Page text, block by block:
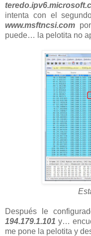
intenta con el
www.msftncsi.com
puede… la pelotita no
Después le
194.179.1.101 y…
me pone la pelotita y